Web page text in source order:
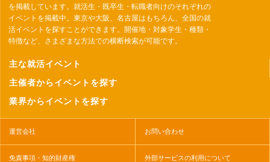
を掲載しています。就活生・既卒生・転職者向けのそれぞれの
イベントを掲載中。東京や大阪、名古屋はもちろん、全国の就
活イベントを探すことができます。開催地・対象学生・種類・
特徴など、さまざまな方法での横断検索が可能です。
主な就活イベント
主催者からイベントを探す
業界からイベントを探す
運営会社 お問い合わせ
免責事項・知的財産権 外部サービスの利用について